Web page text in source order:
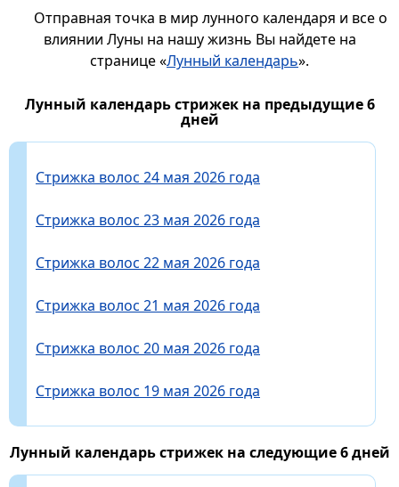
Отправная точка в мир лунного календаря и все о
влиянии Луны на нашу жизнь Вы найдете на
странице «Лунный календарь».
Лунный календарь стрижек на предыдущие 6
дней
Стрижка волос 24 мая 2026 года
Стрижка волос 23 мая 2026 года
Стрижка волос 22 мая 2026 года
Стрижка волос 21 мая 2026 года
Стрижка волос 20 мая 2026 года
Стрижка волос 19 мая 2026 года
Лунный календарь стрижек на следующие 6 дней